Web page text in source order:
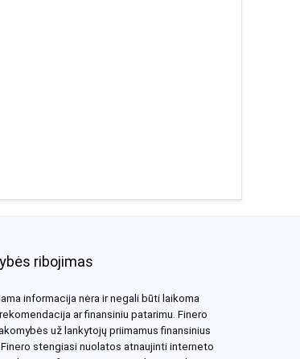
ribojimas
informacija nėra ir negali būti laikoma
ar finansiniu patarimu. Finero
už lankytojų priimamus finansinius
stengiasi nuolatos atnaujinti interneto